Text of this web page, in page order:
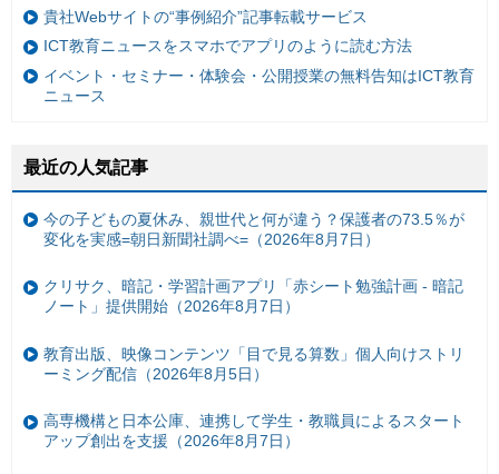
貴社Webサイトの“事例紹介”記事転載サービス
ICT教育ニュースをスマホでアプリのように読む方法
イベント・セミナー・体験会・公開授業の無料告知はICT教育
ニュース
最近の人気記事
今の子どもの夏休み、親世代と何が違う？保護者の73.5％が
変化を実感=朝日新聞社調べ=（2026年8月7日）
クリサク、暗記・学習計画アプリ「赤シート勉強計画 - 暗記
ノート」提供開始（2026年8月7日）
教育出版、映像コンテンツ「目で見る算数」個人向けストリ
ーミング配信（2026年8月5日）
高専機構と日本公庫、連携して学生・教職員によるスタート
アップ創出を支援（2026年8月7日）